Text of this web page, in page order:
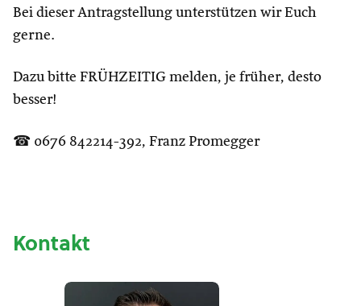
Bei dieser Antragstellung unterstützen wir Euch
gerne.
Dazu bitte FRÜHZEITIG melden, je früher, desto
besser!
☎ 0676 842214-392, Franz Promegger
Kontakt